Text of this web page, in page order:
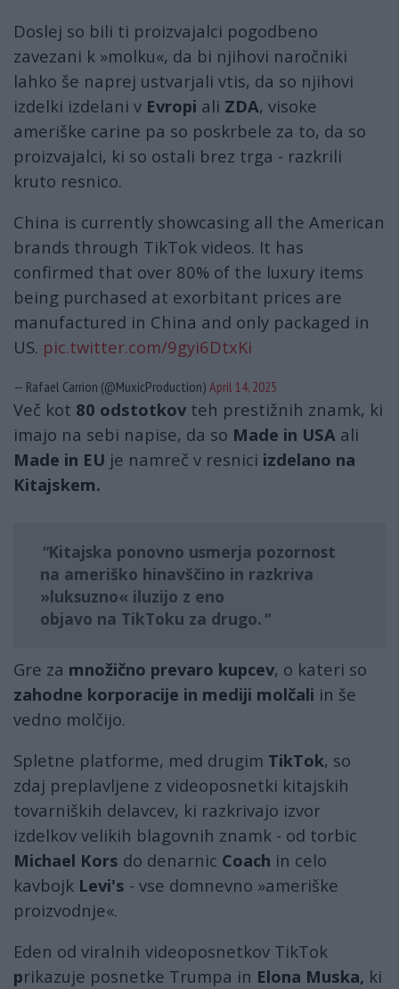
Doslej so bili ti proizvajalci pogodbeno
zavezani k »molku«, da bi njihovi naročniki
lahko še naprej ustvarjali vtis, da so njihovi
izdelki izdelani v Evropi ali ZDA, visoke
ameriške carine pa so poskrbele za to, da so
proizvajalci, ki so ostali brez trga - razkrili
kruto resnico.
China is currently showcasing all the American
brands through TikTok videos. It has
confirmed that over 80% of the luxury items
being purchased at exorbitant prices are
manufactured in China and only packaged in
US. pic.twitter.com/9gyi6DtxKi
— Rafael Carrion (@MuxicProduction) April 14, 2025
Več kot 80 odstotkov teh prestižnih znamk, ki
imajo na sebi napise, da so Made in USA ali
Made in EU je namreč v resnici izdelano na
Kitajskem.
Kitajska ponovno usmerja pozornost
na ameriško hinavščino in razkriva
»luksuzno« iluzijo z eno
objavo na TikToku za drugo.
Gre za množično prevaro kupcev, o kateri so
zahodne korporacije in mediji molčali in še
vedno molčijo.
Spletne platforme, med drugim TikTok, so
zdaj preplavljene z videoposnetki kitajskih
tovarniških delavcev, ki razkrivajo izvor
izdelkov velikih blagovnih znamk - od torbic
Michael Kors do denarnic Coach in celo
kavbojk Levi's - vse domnevno »ameriške
proizvodnje«.
Eden od viralnih videoposnetkov TikTok
prikazuje posnetke Trumpa in Elona Muska, ki